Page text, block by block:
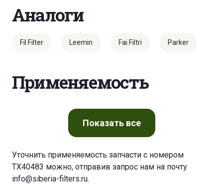
Аналоги
Fil Filter Leemin Fai Filtri Parker
Применяемость
Показатьвсе
Уточнить применяемость запчасти с номером
TX40483 можно, отправив запрос нам на почту
info@siberia-filters.ru.